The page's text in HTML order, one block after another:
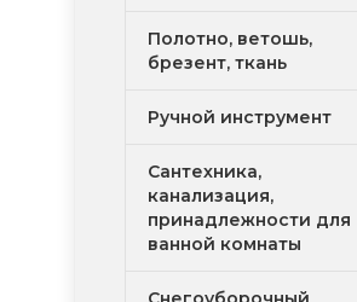
Полотно, ветошь,
брезент, ткань
Ручной инструмент
Сантехника,
канализация,
принадлежности для
ванной комнаты